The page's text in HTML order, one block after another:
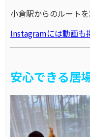
小倉駅からのルートを
Instagramには動画も
安心できる居